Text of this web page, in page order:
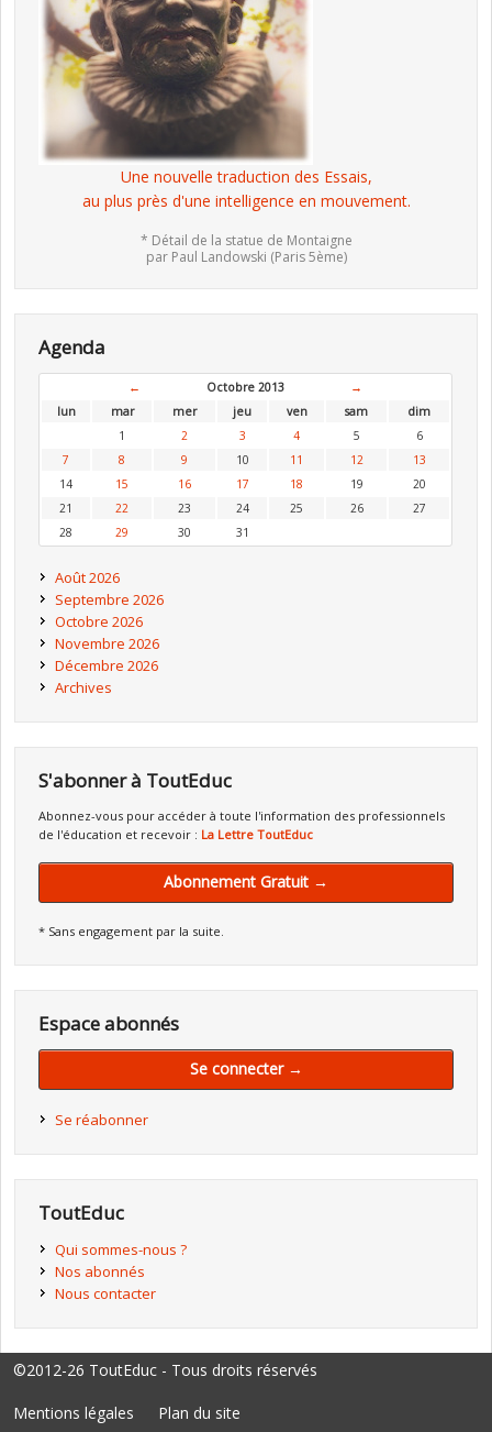
Une nouvelle traduction des Essais,
au plus près d'une intelligence en mouvement.
* Détail de la statue de Montaigne
par Paul Landowski (Paris 5ème)
Agenda
← Octobre 2013
→
lun
mar mer jeu ven sam
dim
1
2 3 4 5
6
7
8 9 10 11 12
13
14
15 16 17 18 19
20
21
22 23 24 25 26
27
28
29 30 31
Août 2026
Septembre 2026
Octobre 2026
Novembre 2026
Décembre 2026
Archives
S'abonner à ToutEduc
Abonnez-vous pour accéder à toute l'information des professionnels
de l'éducation et recevoir : La Lettre ToutEduc
Abonnement Gratuit →
* Sans engagement par la suite.
Espace abonnés
Se connecter →
Se réabonner
ToutEduc
Qui sommes-nous ?
Nos abonnés
Nous contacter
©2012-26 ToutEduc - Tous droits réservés
Mentions légales Plan du site